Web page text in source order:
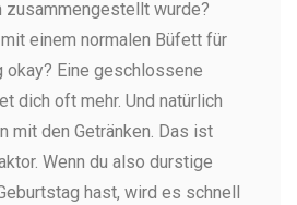
zusammengestellt wurde?
einem normalen Büfett für
okay? Eine geschlossene
dich oft mehr. Und natürlich
mit den Getränken. Das ist
Wenn du also durstige
hast, wird es schnell